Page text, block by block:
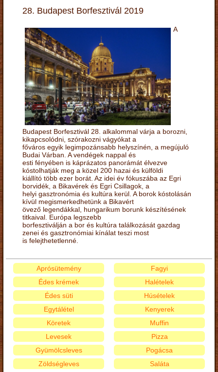
28. Budapest Borfesztivál 2019
A
Budapest Borfesztivál 28. alkalommal várja a borozni,
kikapcsolódni, szórakozni vágyókat a
főváros egyik legimpozánsabb helyszínén, a megújuló
Budai Várban. A vendégek nappal és
esti fényében is káprázatos panorámát élvezve
kóstolhatják meg a közel 200 hazai és külföldi
kiállító több ezer borát. Az idei év fókuszába az Egri
borvidék, a Bikavérek és Egri Csillagok, a
helyi gasztronómia és kultúra kerül. A borok kóstolásán
kívül megismerkedhetünk a Bikavért
övező legendákkal, hungarikum borunk készítésének
titkaival. Európa legszebb
borfesztiválján a bor és kultúra találkozását gazdag
zenei és gasztronómiai kínálat teszi most
is felejthetetlenné.
Aprósütemény
Édes krémek
Édes süti
Egytálétel
Fagyi
Halételek
Húsételek
Kenyerek
Köretek
Levesek
Gyümölcsleves
Zöldségleves
Muffin
Pizza
Pogácsa
Saláta